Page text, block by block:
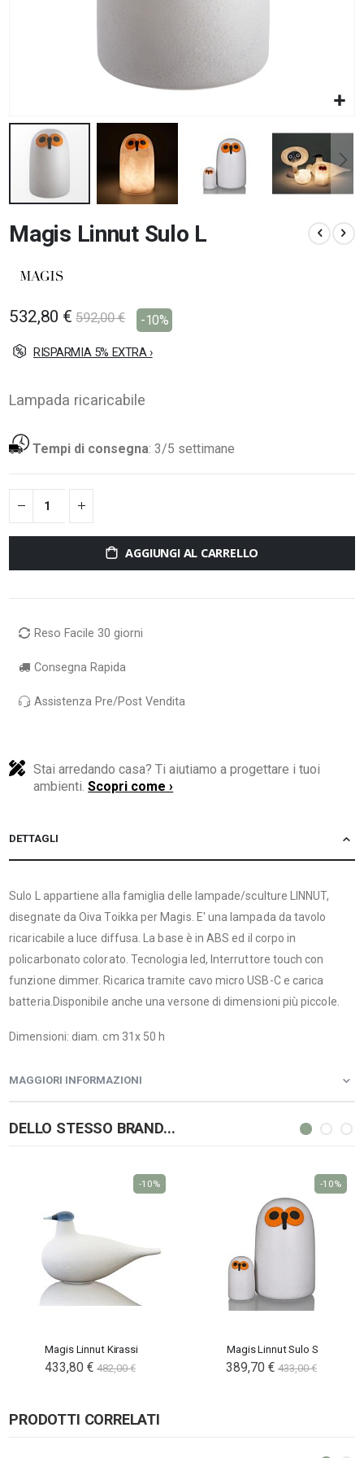
all'inizio
della
Magis Linnut Sulo L
532,80 € 592,00 € -10%
RISPARMIA 5% EXTRA ›
Lampada ricaricabile
Tempi di consegna:3/5 settimane
AGGIUNGI AL CARRELLO
Reso Facile 30 giorni
Consegna Rapida
Assistenza Pre/Post Vendita
Stai arredando casa? Ti aiutiamo a progettare i tuoi
ambienti.Scopri come ›
DETTAGLI
Sulo L appartiene alla famiglia delle lampade/sculture LINNUT,
disegnate da Oiva Toikka per Magis. E' una lampada da tavolo
ricaricabile a luce diffusa. La base è in ABS ed il corpo in
policarbonato colorato. Tecnologia led, Interruttore touch con
funzione dimmer. Ricarica tramite cavo micro USB-C e carica
batteria.Disponibile anche una versone di dimensioni più piccole.
Dimensioni: diam. cm 31x 50 h
MAGGIORI INFORMAZIONI
DELLO STESSO BRAND...
Magis Linnut Kirassi
Special
Price
433,80 € 482,00 €
-10%
Magis Linnut Sulo S
Special
Price
389,70 € 433,00 €
-10%
PRODOTTI CORRELATI